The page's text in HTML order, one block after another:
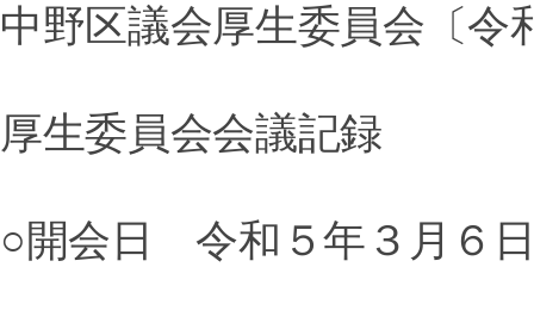
中野区議会厚生委員会〔令
厚生委員会会議記録
○開会日 令和５年３月６